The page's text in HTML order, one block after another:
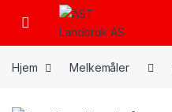
Skip to navigation
Skip to content
Open
Hjem Melkemåler